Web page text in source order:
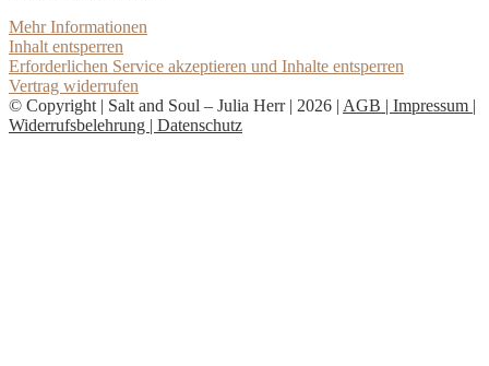
Mehr Informationen
Inhalt entsperren
Erforderlichen Service akzeptieren und Inhalte entsperren
Vertrag widerrufen
© Copyright | Salt and Soul – Julia Herr | 2026 | AGB | Impressum |
Widerrufsbelehrung | Datenschutz